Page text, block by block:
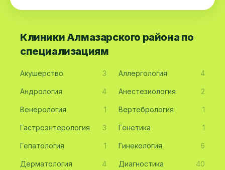
Клиники Алмазарского района по
специализациям
Акушерство 3 Аллергология 4
Андрология 4 Анестезиология 2
Венерология 1 Вертебрология 1
Гастроэнтерология 3 Генетика 1
Гепатология 1 Гинекология 6
Дерматология 4 Диагностика 40